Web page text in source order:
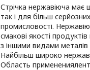
Стрічка нержавіюча має
так і для більш
промисловості.
смакові якості
з іншими видами металів
Найбільш широко
Область